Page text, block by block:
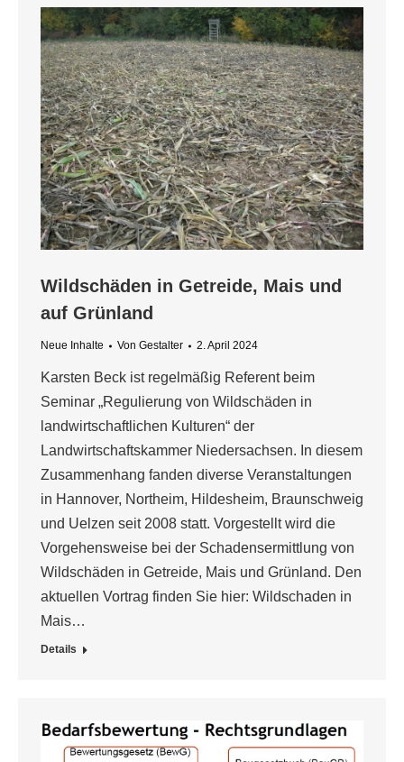
Wildschäden in Getreide, Mais und
auf Grünland
Neue Inhalte Von Gestalter 2. April 2024
Karsten Beck ist regelmäßig Referent beim
Seminar „Regulierung von Wildschäden in
landwirtschaftlichen Kulturen“ der
Landwirtschaftskammer Niedersachsen. In diesem
Zusammenhang fanden diverse Veranstaltungen
in Hannover, Northeim, Hildesheim, Braunschweig
und Uelzen seit 2008 statt. Vorgestellt wird die
Vorgehensweise bei der Schadensermittlung von
Wildschäden in Getreide, Mais und Grünland. Den
aktuellen Vortrag finden Sie hier: Wildschaden in
Mais…
Details